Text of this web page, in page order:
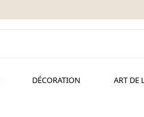
DÉCORATION ART DE